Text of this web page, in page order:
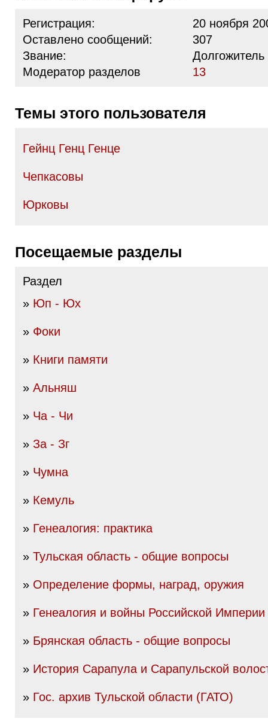
Регистрация:
20 ноября
Оставлено сообщений:
307
Звание:
Модератор разделов
13
Темы этого пользователя
Гейнц Генц Генце
Чепкасовы
Юрковы
Посещаемые разделы
Раздел
» Юп - Юх
» Фоки
» Книги памяти
» Альняш
» Ча - Чи
» За - Зг
» Чумна
» Кемуль
» Генеалогия: практика
» Тульская область - общие вопросы
» Определение формы, наград, оружия
» Генеалогия и войны Российской
» Брянская область - общие вопросы
» История Сарапула и Сарапульской
» Гос. архив Тульской области (ГАТО)